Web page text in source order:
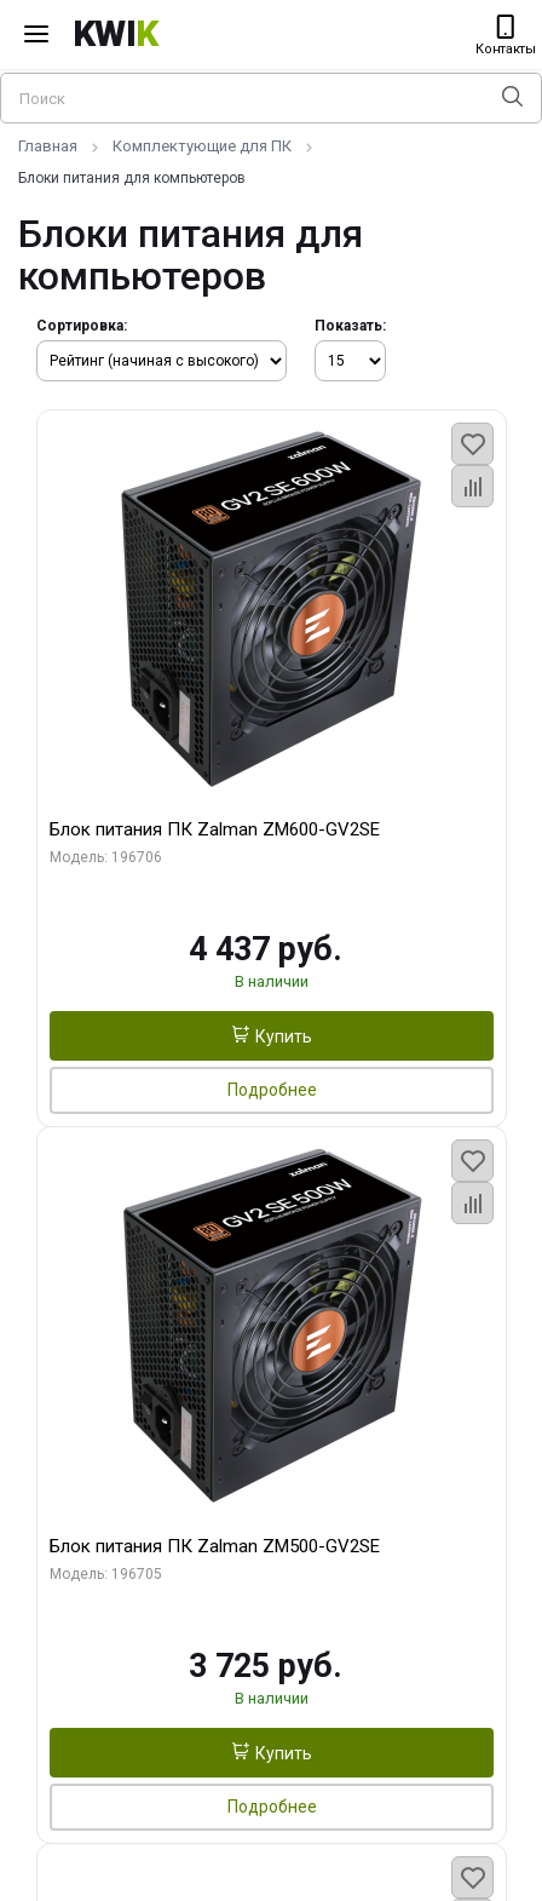
KWIK Контакты
Главная Комплектующие для ПК
Блоки питания для компьютеров
Блоки питания для
компьютеров
Сортировка: Показать:
Блок питания ПК Zalman ZM600-GV2SE
Модель: 196706
4 437 руб.
В наличии
Купить
Подробнее
Блок питания ПК Zalman ZM500-GV2SE
Модель: 196705
3 725 руб.
В наличии
Купить
Подробнее